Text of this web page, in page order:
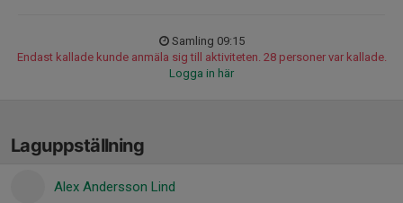
Samling 09:15
Endast kallade kunde anmäla sig till aktiviteten. 28 personer var kallade.
Logga in här
Laguppställning
Alex Andersson Lind